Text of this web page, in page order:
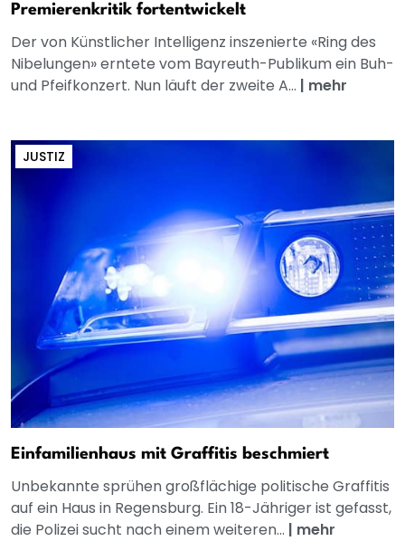
Premierenkritik fortentwickelt
Der von Künstlicher Intelligenz inszenierte «Ring des
Nibelungen» erntete vom Bayreuth-Publikum ein Buh-
und Pfeifkonzert. Nun läuft der zweite A... | mehr
JUSTIZ
Einfamilienhaus mit Graffitis beschmiert
Unbekannte sprühen großflächige politische Graffitis
auf ein Haus in Regensburg. Ein 18-Jähriger ist gefasst,
die Polizei sucht nach einem weiteren... | mehr